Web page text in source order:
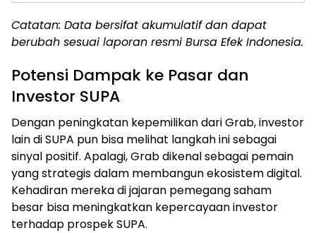
Catatan: Data bersifat akumulatif dan dapat
berubah sesuai laporan resmi Bursa Efek Indonesia.
Potensi Dampak ke Pasar dan
Investor SUPA
Dengan peningkatan kepemilikan dari Grab, investor
lain di SUPA pun bisa melihat langkah ini sebagai
sinyal positif. Apalagi, Grab dikenal sebagai pemain
yang strategis dalam membangun ekosistem digital.
Kehadiran mereka di jajaran pemegang saham
besar bisa meningkatkan kepercayaan investor
terhadap prospek SUPA.